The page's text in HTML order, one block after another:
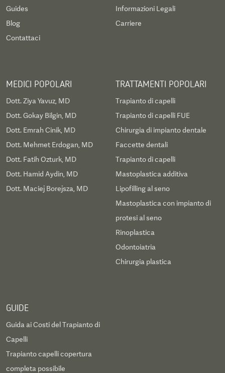
Guides
Blog
Contattaci
Informazioni Legali
Carriere
MEDICI POPOLARI
Dott. Ziya Yavuz, MD
Dott. Gokay Bilgin, MD
Dott. Emrah Cinik, MD
Dott. Mehmet Erdogan, MD
Dott. Fatih Ozturk, MD
Dott. Hamid Aydin, MD
Dott. Maciej Borejsza, MD
TRATTAMENTI POPOLARI
Trapianto di capelli
Trapianto di capelli FUE
Chirurgia di impianto dentale
Faccette dentali
Trapianto di capelli
Mastoplastica additiva
Lipofilling al seno
Mastoplastica con impianto di
protesi al seno
Rinoplastica
Odontoiatria
Chirurgia plastica
GUIDE
Guida ai Costi del Trapianto di
Capelli
Trapianto capelli copertura
completa possibile